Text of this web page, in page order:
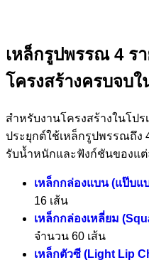
เหล็กรูปพรรณ 4 ร
โครงสร้างครบจบใ
สำหรับงานโครงสร้างในโปร
ประยุกต์ใช้เหล็กรูปพรรณถึง
รับน้ำหนักและฟังก์ชันของแต่
เหล็กกล่องแบน (แป๊บแ
16 เส้น
เหล็กกล่องเหลี่ยม
จำนวน 60 เส้น
เหล็กตัวซี (Light Lip